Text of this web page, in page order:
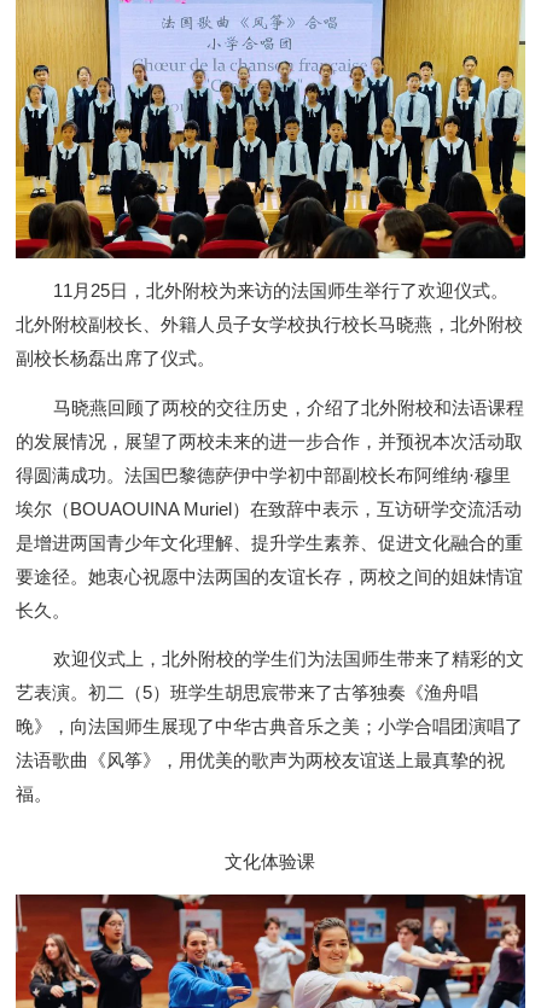
11月25日，北外附校为来访的法国师生举行了欢迎仪式。
北外附校副校长、外籍人员子女学校执行校长马晓燕，北外附校
副校长杨磊出席了仪式。
马晓燕回顾了两校的交往历史，介绍了北外附校和法语课程
的发展情况，展望了两校未来的进一步合作，并预祝本次活动取
得圆满成功。法国巴黎德萨伊中学初中部副校长布阿维纳·穆里
埃尔（BOUAOUINA Muriel）在致辞中表示，互访研学交流活动
是增进两国青少年文化理解、提升学生素养、促进文化融合的重
要途径。她衷心祝愿中法两国的友谊长存，两校之间的姐妹情谊
长久。
欢迎仪式上，北外附校的学生们为法国师生带来了精彩的文
艺表演。初二（5）班学生胡思宸带来了古筝独奏《渔舟唱
晚》，向法国师生展现了中华古典音乐之美；小学合唱团演唱了
法语歌曲《风筝》，用优美的歌声为两校友谊送上最真挚的祝
福。
文化体验课